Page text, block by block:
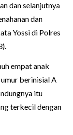
dan selanjutnya
dan
Yossi di Polres
empat anak
berinisial A
itu
terkecil dengan